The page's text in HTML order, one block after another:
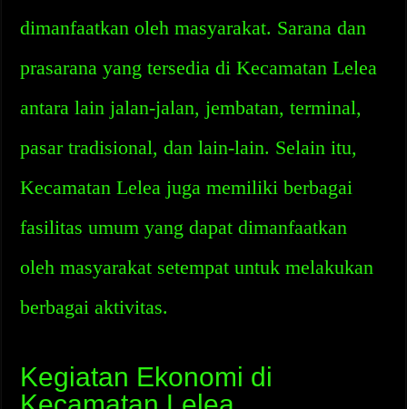
dimanfaatkan oleh masyarakat. Sarana dan
prasarana yang tersedia di Kecamatan Lelea
antara lain jalan-jalan, jembatan, terminal,
pasar tradisional, dan lain-lain. Selain itu,
Kecamatan Lelea juga memiliki berbagai
fasilitas umum yang dapat dimanfaatkan
oleh masyarakat setempat untuk melakukan
berbagai aktivitas.
Kegiatan Ekonomi di